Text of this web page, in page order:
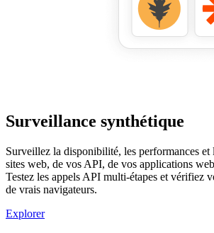
Surveillance synthétique
Surveillez la disponibilité, les performances et
sites web, de vos API, de vos applications
Testez les appels API multi-étapes et vérifiez
de vrais navigateurs.
Explorer